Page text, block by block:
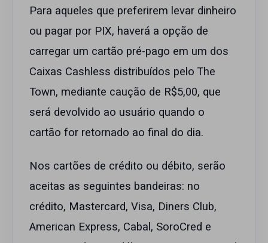
Para aqueles que preferirem levar dinheiro
ou pagar por PIX, haverá a opção de
carregar um cartão pré-pago em um dos
Caixas Cashless distribuídos pelo The
Town, mediante caução de R$5,00, que
será devolvido ao usuário quando o
cartão for retornado ao final do dia.
Nos cartões de crédito ou débito, serão
aceitas as seguintes bandeiras: no
crédito, Mastercard, Visa, Diners Club,
American Express, Cabal, SoroCred e